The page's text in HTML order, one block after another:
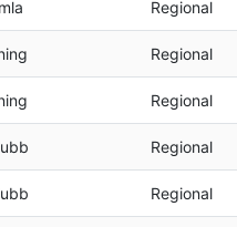
Regional
Regional
Regional
Regional
Regional